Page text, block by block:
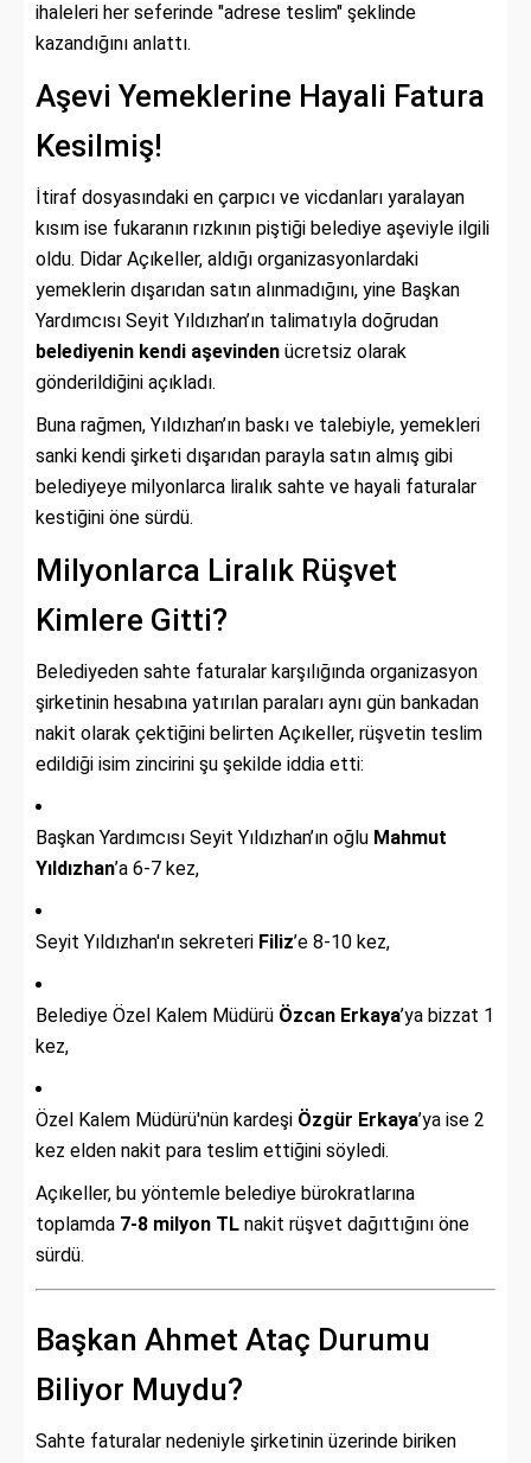
ihaleleri her seferinde "adrese teslim" şeklinde
kazandığını anlattı.
Aşevi Yemeklerine Hayali Fatura
Kesilmiş!
İtiraf dosyasındaki en çarpıcı ve vicdanları yaralayan
kısım ise fukaranın rızkının piştiği belediye aşeviyle ilgili
oldu. Didar Açıkeller, aldığı organizasyonlardaki
yemeklerin dışarıdan satın alınmadığını, yine Başkan
Yardımcısı Seyit Yıldızhan’ın talimatıyla doğrudan
belediyenin kendi aşevinden ücretsiz olarak
gönderildiğini açıkladı.
Buna rağmen, Yıldızhan’ın baskı ve talebiyle, yemekleri
sanki kendi şirketi dışarıdan parayla satın almış gibi
belediyeye milyonlarca liralık sahte ve hayali faturalar
kestiğini öne sürdü.
Milyonlarca Liralık Rüşvet
Kimlere Gitti?
Belediyeden sahte faturalar karşılığında organizasyon
şirketinin hesabına yatırılan paraları aynı gün bankadan
nakit olarak çektiğini belirten Açıkeller, rüşvetin teslim
edildiği isim zincirini şu şekilde iddia etti:
Başkan Yardımcısı Seyit Yıldızhan’ın oğlu Mahmut
Yıldızhan’a 6-7 kez,
Seyit Yıldızhan'ın sekreteri Filiz’e 8-10 kez,
Belediye Özel Kalem Müdürü Özcan Erkaya’ya bizzat 1
kez,
Özel Kalem Müdürü'nün kardeşi Özgür Erkaya’ya ise 2
kez elden nakit para teslim ettiğini söyledi.
Açıkeller, bu yöntemle belediye bürokratlarına
toplamda 7-8 milyon TL nakit rüşvet dağıttığını öne
sürdü.
Başkan Ahmet Ataç Durumu
Biliyor Muydu?
Sahte faturalar nedeniyle şirketinin üzerinde biriken